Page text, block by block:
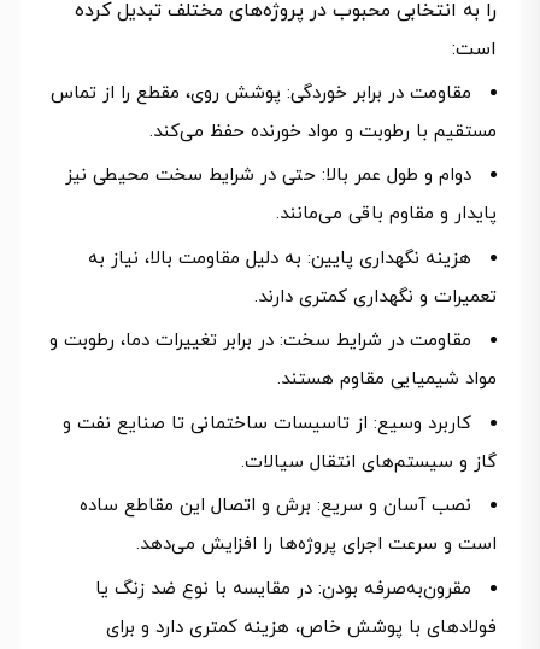
را به انتخابی محبوب در پروژه‌های مختلف تبدیل کرده
است:
مقاومت در برابر خوردگی: پوشش روی، مقطع را از تماس
مستقیم با رطوبت و مواد خورنده حفظ می‌کند.
دوام و طول عمر بالا: حتی در شرایط سخت محیطی نیز
پایدار و مقاوم باقی می‌مانند.
هزینه نگهداری پایین: به دلیل مقاومت بالا، نیاز به
تعمیرات و نگهداری کمتری دارند.
مقاومت در شرایط سخت: در برابر تغییرات دما، رطوبت و
مواد شیمیایی مقاوم هستند.
کاربرد وسیع: از تاسیسات ساختمانی تا صنایع نفت و
گاز و سیستم‌های انتقال سیالات.
نصب آسان و سریع: برش و اتصال این مقاطع ساده
است و سرعت اجرای پروژه‌ها را افزایش می‌دهد.
مقرون‌به‌صرفه بودن: در مقایسه با نوع ضد زنگ یا
فولادهای با پوشش خاص، هزینه کمتری دارد و برای